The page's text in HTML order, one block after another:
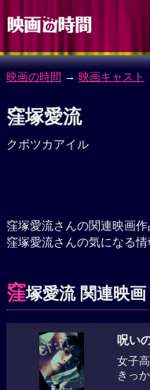
映画の時間 → 映画キャスト
窪塚愛流
クボツカアイル
窪塚愛流さんの関連映画
窪塚愛流さんの気になる情
窪塚愛流 関連映
呪い
女子
きっ